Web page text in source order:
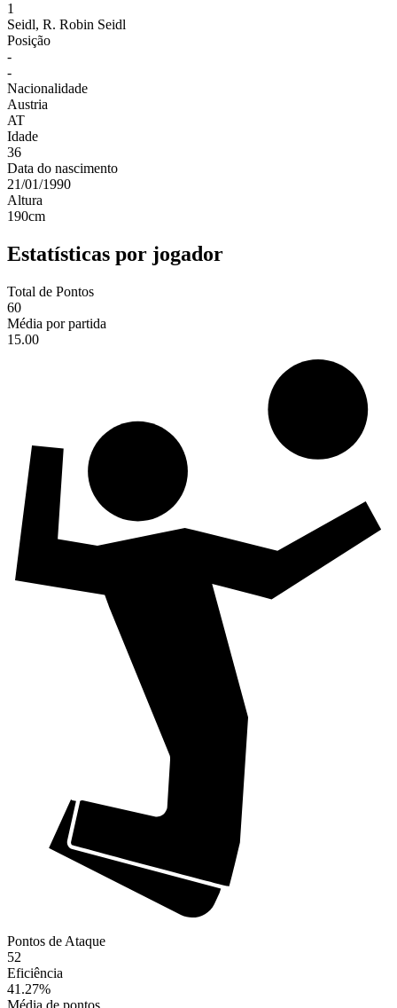
1
Seidl, R. Robin Seidl
Posição
-
-
Nacionalidade
Austria
AT
Idade
36
Data do nascimento
21/01/1990
Altura
190cm
Estatísticas por jogador
Total de Pontos
60
Média por partida
15.00
Pontos de Ataque
52
Eficiência
41.27%